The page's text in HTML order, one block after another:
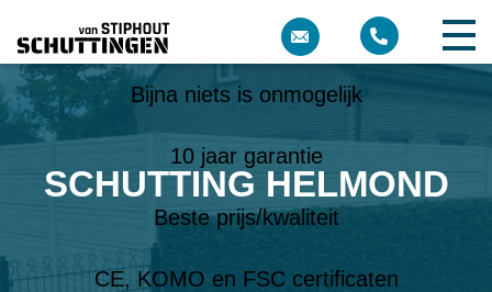
SCHUTTING HELMOND
Meer dan 10 jaar ervaring
Bijna niets is onmogelijk
10 jaar garantie
Beste prijs/kwaliteit
CE, KOMO en FSC certificaten